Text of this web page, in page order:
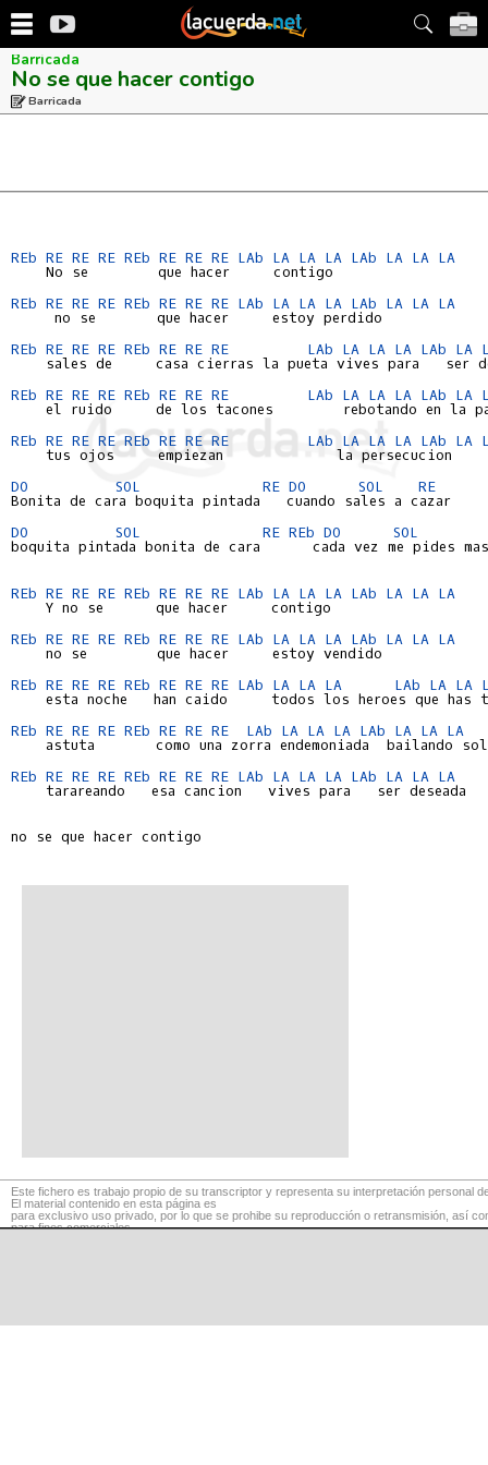
Barricada
No se que hacer contigo
Barricada
REb RE RE RE REb RE RE RE LAb LA LA LA LAb LA LA LA
    No se        que hacer     contigo
REb RE RE RE REb RE RE RE LAb LA LA LA LAb LA LA LA
     no se       que hacer     estoy perdido
REb RE RE RE REb RE RE RE LAb LA LA LA LAb LA
sales de     casa cierras la pueta vives para   ser
REb RE RE RE REb RE RE RE LAb LA LA LA LAb LA
el ruido     de los tacones        rebotando en la
REb RE RE RE REb RE RE RE LAb LA LA LA LAb LA
    tus ojos     empiezan             la persecucion
DO
SOL RE DO SOL
RE
Bonita de cara boquita pintada   cuando sales a cazar
DO
SOL RE REb DO
SOL
boquita pintada bonita de cara      cada vez me pides mas
REb RE RE RE REb RE RE RE LAb LA LA LA LAb LA LA LA
    Y no se      que hacer     contigo
REb RE RE RE REb RE RE RE LAb LA LA LA LAb LA LA LA
    no se        que hacer     estoy vendido
REb RE RE RE REb RE RE RE LAb LA LA LA LAb LA LA
esta noche   han caido     todos los heroes que has
REb RE RE RE REb RE RE RE LAb LA LA LA LAb LA LA LA
astuta       como una zorra endemoniada  bailando
REb RE RE RE REb RE RE RE LAb LA LA LA LAb LA LA LA
    tarareando   esa cancion   vives para   ser deseada
no se que hacer contigo
Este fichero es trabajo propio de su transcriptor y representa su interpretación personal
El material contenido en esta página es
para exclusivo uso privado, por lo que se prohibe su reproducción o retransmisión, así
para fines comerciales.